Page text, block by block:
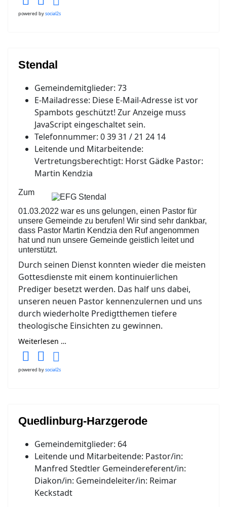
powered bysocial2s
Stendal
Gemeindemitglieder: 73
E-Mailadresse: Diese E-Mail-Adresse ist vor
Spambots geschützt! Zur Anzeige muss
JavaScript eingeschaltet sein.
Telefonnummer: 0 39 31 / 21 24 14
Leitende und Mitarbeitende:
Vertretungsberechtigt: Horst Gädke Pastor:
Martin Kendzia
Zum
01.03.2022 war es uns gelungen, einen Pastor für
unsere Gemeinde zu berufen! Wir sind sehr dankbar,
dass Pastor Martin Kendzia den Ruf angenommen
hat und nun unsere Gemeinde geistlich leitet und
unterstützt.
Durch seinen Dienst konnten wieder die meisten
Gottesdienste mit einem kontinuierlichen
Prediger besetzt werden. Das half uns dabei,
unseren neuen Pastor kennenzulernen und uns
durch wiederholte Predigtthemen tiefere
theologische Einsichten zu gewinnen.
Weiterlesen …
powered bysocial2s
Quedlinburg-Harzgerode
Gemeindemitglieder: 64
Leitende und Mitarbeitende: Pastor/in:
Manfred Stedtler Gemeindereferent/in:
Diakon/in: Gemeindeleiter/in: Reimar
Keckstadt